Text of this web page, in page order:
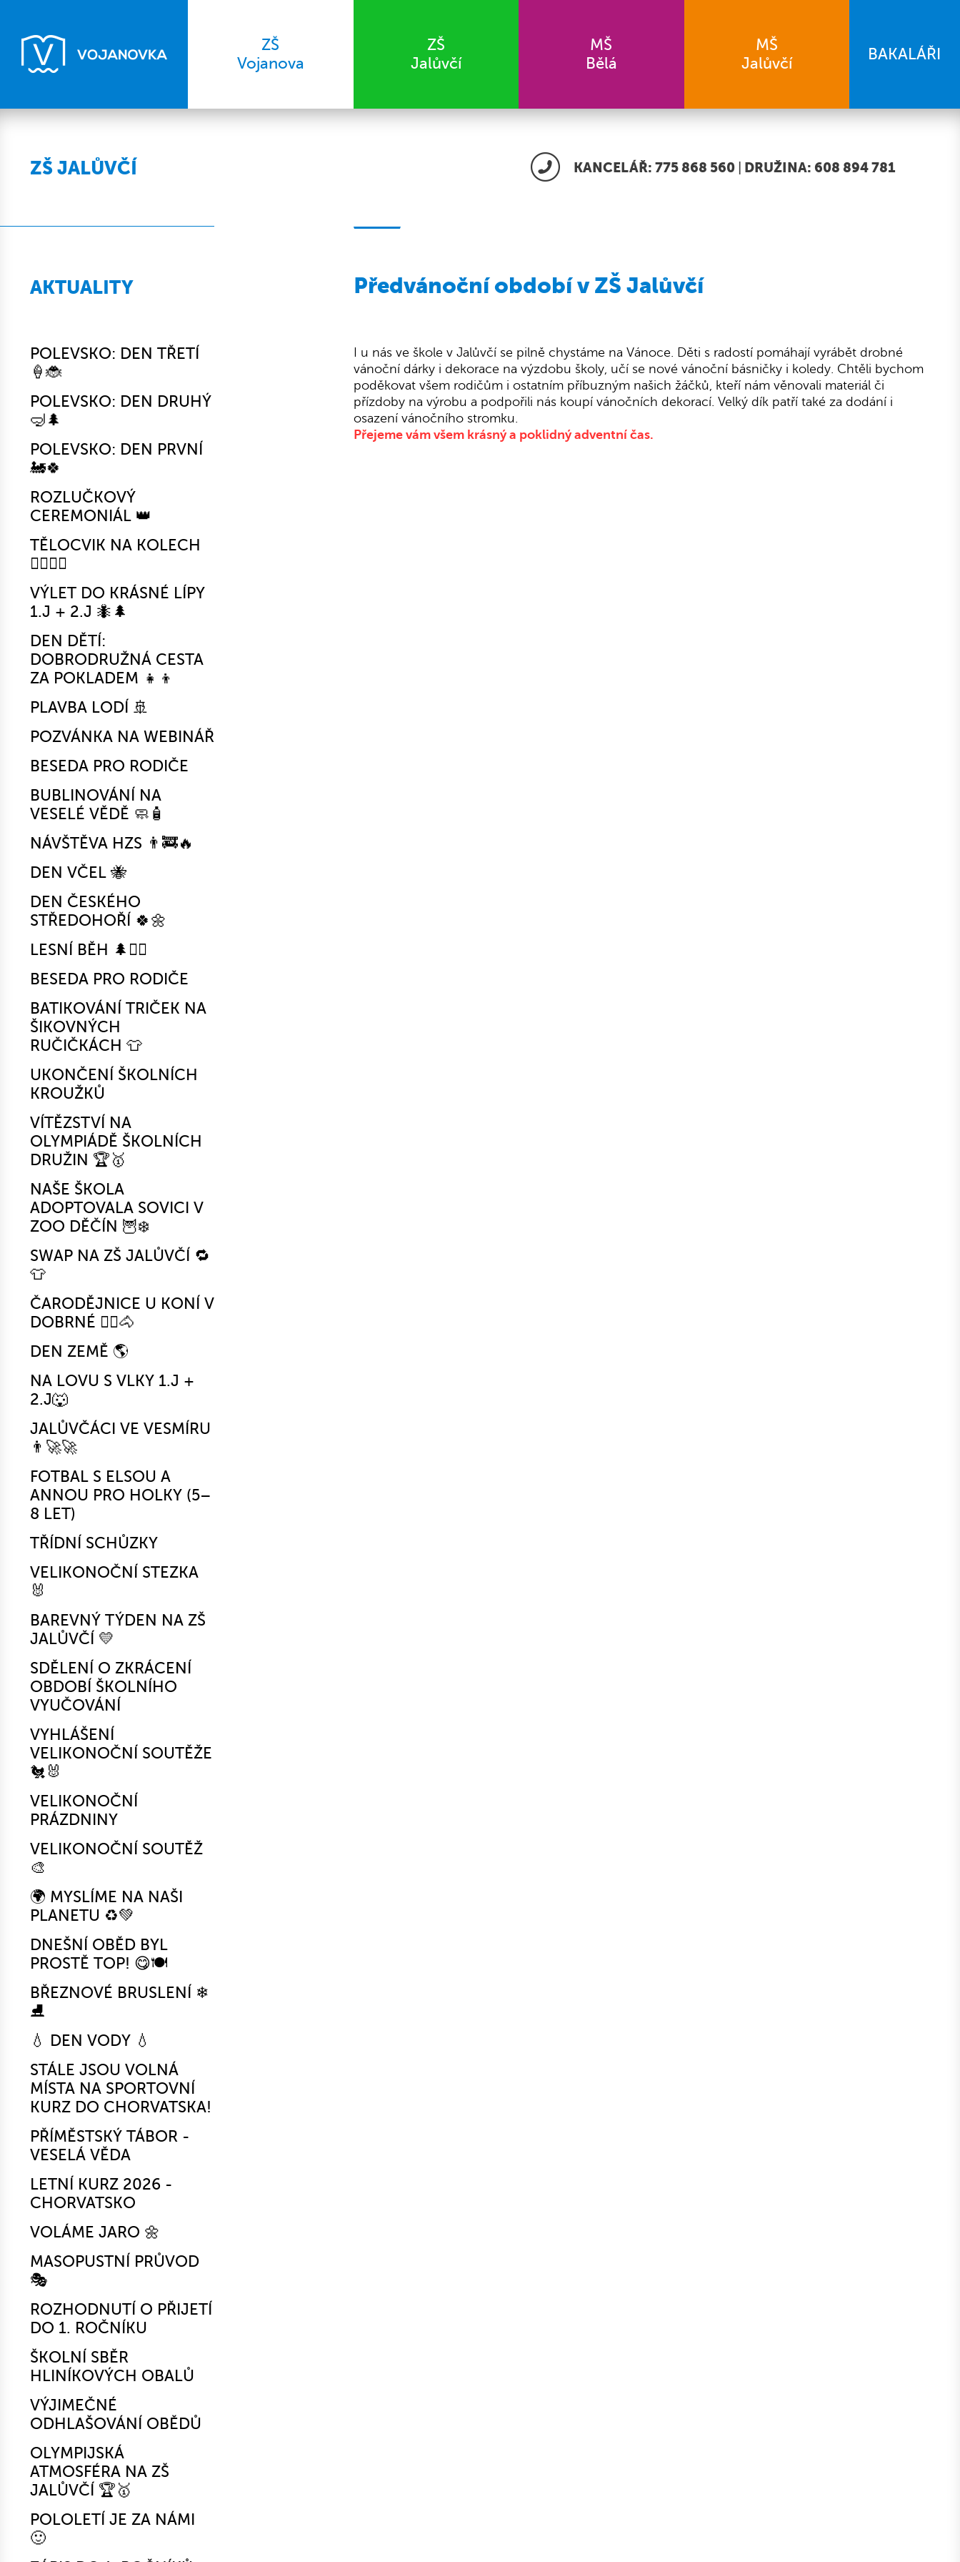
ZŠ
Vojanova
ZŠ
Jalůvčí
MŠ
Bělá
MŠ
Jalůvčí
BAKALÁŘI
ZŠ JALŮVČÍ
AKTUALITY
POLEVSKO: DEN TŘETÍ
🍦🐞
POLEVSKO: DEN DRUHÝ
🤿🌲
POLEVSKO: DEN PRVNÍ
🚂🍀
ROZLUČKOVÝ
CEREMONIÁL 👑
TĚLOCVIK NA KOLECH
🚴‍♀️🤸‍♂️
VÝLET DO KRÁSNÉ LÍPY
1.J + 2.J 🐜🌲
DEN DĚTÍ:
DOBRODRUŽNÁ CESTA
ZA POKLADEM 👧👦
PLAVBA LODÍ 🚢
POZVÁNKA NA WEBINÁŘ
BESEDA PRO RODIČE
BUBLINOVÁNÍ NA
VESELÉ VĚDĚ 🧼🧴
NÁVŠTĚVA HZS 👨‍🚒🔥
DEN VČEL 🐝
DEN ČESKÉHO
STŘEDOHOŘÍ 🍀🌼
LESNÍ BĚH 🌲🏃‍♀️
BESEDA PRO RODIČE
BATIKOVÁNÍ TRIČEK NA
ŠIKOVNÝCH
RUČIČKÁCH 👕
UKONČENÍ ŠKOLNÍCH
KROUŽKŮ
VÍTĚZSTVÍ NA
OLYMPIÁDĚ ŠKOLNÍCH
DRUŽIN 🏆🥇
NAŠE ŠKOLA
ADOPTOVALA SOVICI V
ZOO DĚČÍN 🦉❄️
SWAP NA ZŠ JALŮVČÍ 🔁
👕
ČARODĚJNICE U KONÍ V
DOBRNÉ 🧙‍♀️🐴
DEN ZEMĚ 🌎
NA LOVU S VLKY 1.J +
2.J🐺
JALŮVČÁCI VE VESMÍRU
👨‍🚀🚀
FOTBAL S ELSOU A
ANNOU PRO HOLKY (5–
8 LET)
TŘÍDNÍ SCHŮZKY
VELIKONOČNÍ STEZKA
🐰
BAREVNÝ TÝDEN NA ZŠ
JALŮVČÍ 💛
SDĚLENÍ O ZKRÁCENÍ
OBDOBÍ ŠKOLNÍHO
VYUČOVÁNÍ
VYHLÁŠENÍ
VELIKONOČNÍ SOUTĚŽE
🐔🐰
VELIKONOČNÍ
PRÁZDNINY
VELIKONOČNÍ SOUTĚŽ
🎨
🌍 MYSLÍME NA NAŠI
PLANETU ♻️💚
DNEŠNÍ OBĚD BYL
PROSTĚ TOP! 😋🍽️
BŘEZNOVÉ BRUSLENÍ ❄
⛸
💧 DEN VODY 💧
STÁLE JSOU VOLNÁ
MÍSTA NA SPORTOVNÍ
KURZ DO CHORVATSKA!
PŘÍMĚSTSKÝ TÁBOR -
VESELÁ VĚDA
LETNÍ KURZ 2026 -
CHORVATSKO
VOLÁME JARO 🌼
MASOPUSTNÍ PRŮVOD
🎭
ROZHODNUTÍ O PŘIJETÍ
DO 1. ROČNÍKU
ŠKOLNÍ SBĚR
HLINÍKOVÝCH OBALŮ
VÝJIMEČNÉ
ODHLAŠOVÁNÍ OBĚDŮ
OLYMPIJSKÁ
ATMOSFÉRA NA ZŠ
JALŮVČÍ 🏆🥇
POLOLETÍ JE ZA NÁMI
🙂
KANCELÁŘ: 775 868 560 DRUŽINA: 608 894 781
Předvánoční období v ZŠ Jalůvčí
I u nás ve škole v Jalůvčí se pilně chystáme na Vánoce. Děti s radostí pomáhají vyrábět drobné
vánoční dárky i dekorace na výzdobu školy, učí se nové vánoční básničky i koledy. Chtěli bychom
poděkovat všem rodičům i ostatním příbuzným našich žáčků, kteří nám věnovali materiál či
přízdoby na výrobu a podpořili nás koupí vánočních dekorací. Velký dík patří také za dodání i
osazení vánočního stromku.
Přejeme vám všem krásný a poklidný adventní čas.